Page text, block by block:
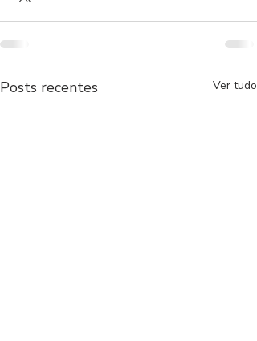
Posts recentes Ver tudo